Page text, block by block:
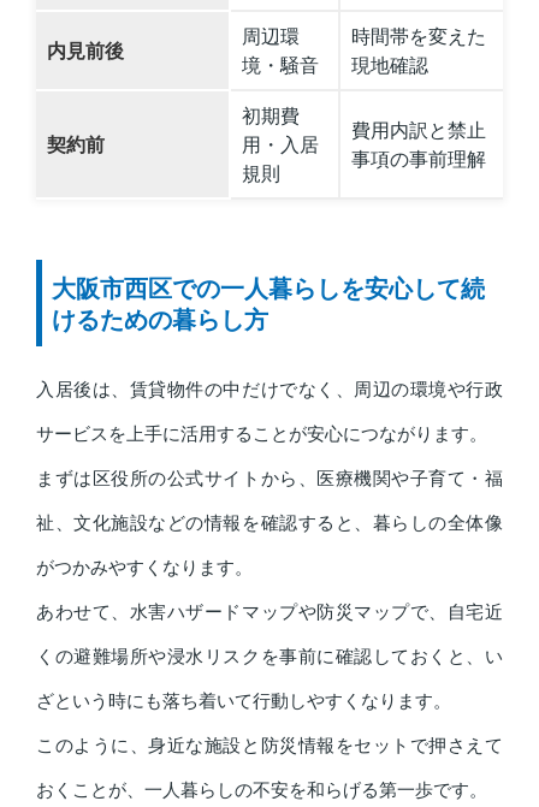
内見前後
周辺環
境・騒音
時間帯を変えた
現地確認
契約前
初期費
用・入居
規則
費用内訳と禁止
事項の事前理解
大阪市西区での一人暮らしを安心して続
けるための暮らし方
入居後は、賃貸物件の中だけでなく、周辺の環境や行政
サービスを上手に活用することが安心につながります。
まずは区役所の公式サイトから、医療機関や子育て・福
祉、文化施設などの情報を確認すると、暮らしの全体像
がつかみやすくなります。
あわせて、水害ハザードマップや防災マップで、自宅近
くの避難場所や浸水リスクを事前に確認しておくと、い
ざという時にも落ち着いて行動しやすくなります。
このように、身近な施設と防災情報をセットで押さえて
おくことが、一人暮らしの不安を和らげる第一歩です。